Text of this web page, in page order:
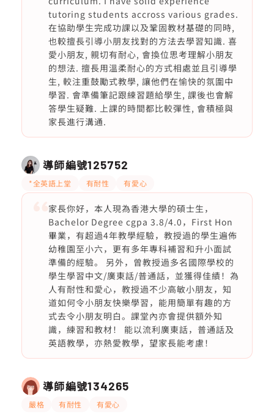
tutoring students accross various grades.
在協助學生完成功課以及鞏固教材基礎的同時,
也較擅長引導小朋友找對的方法去學習知識. 喜
愛小朋友, 親切有耐心, 會換位思考理解小朋友
的想法. 擅長用溫柔耐心的方式相處並且引導學
生, 較注重鼓勵式教學, 讓他們在愉快的氛圍中
學習. 會準備筆記跟練習題給學生, 課後也會解
答學生疑難. 上課的時間都比較彈性, 會積極與
家長進行溝通.
導師編號125752
*全英語上堂 有耐性 有愛心
家長你好，本人現為香港大學的碩士生，
Bachelor Degree cgpa 3.8/4.0，First Hon
畢業，有超過4年教學經驗，教授過的學生遍佈
幼稚園至小六，更有多年專科補習和升小面試
準備的經驗。 另外，曾教授過多名國際學校的
學生學習中文/廣東話/普通話，並獲得佳績！為
人有耐性和愛心，教授過不少高敏小朋友，知
道如何令小朋友快樂學習，能用簡單有趣的方
式去令小朋友明白。課堂內亦會提供額外知
識，練習和教材！ 能以流利廣東話，普通話及
英語教學，亦熱愛教學，望家長能考慮！
導師編號134265
嚴格 有耐性 有愛心